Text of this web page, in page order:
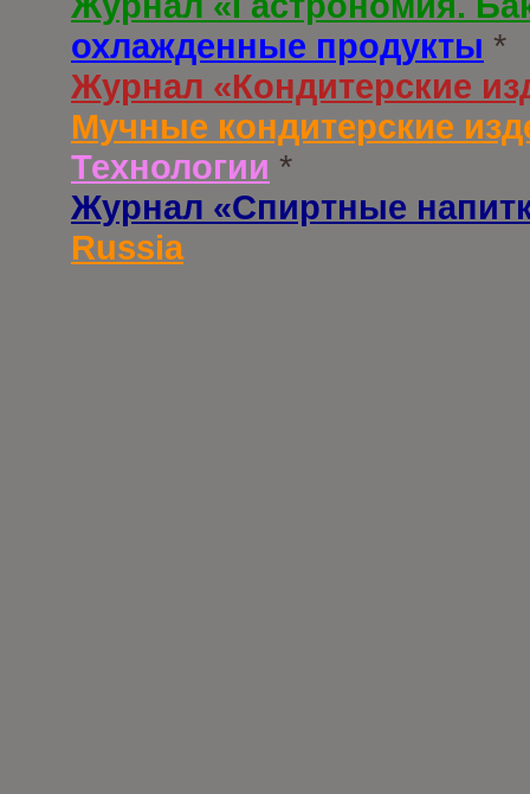
охлажденные продукты *
Журнал «Кондитерские
Мучные кондитерские
Технологии *
Журнал «Спиртные
Russia